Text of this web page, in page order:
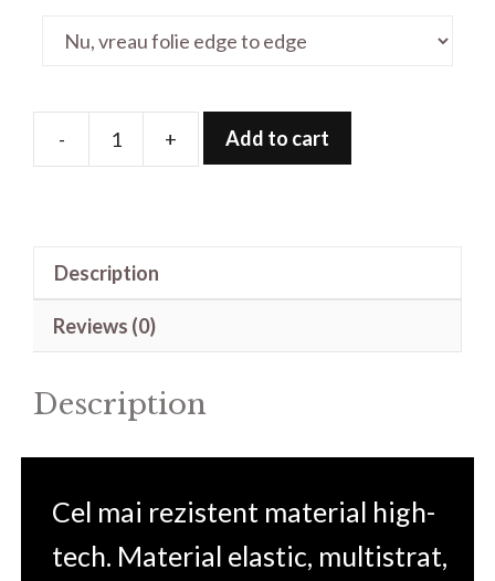
-
Folie
+ Add to cart
Description
Reviews (0)
Description
Cel mai rezistent material high-
tech. Material elastic, multistrat,